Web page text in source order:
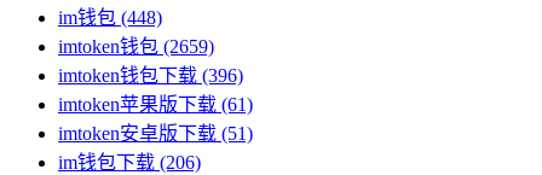
im钱包 (448)
imtoken钱包 (2659)
imtoken钱包下载 (396)
imtoken苹果版下载 (61)
imtoken安卓版下载 (51)
im钱包下载 (206)